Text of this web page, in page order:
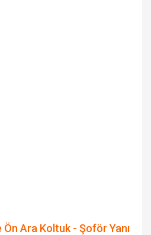
Ara Koltuk - Şoför Yanı